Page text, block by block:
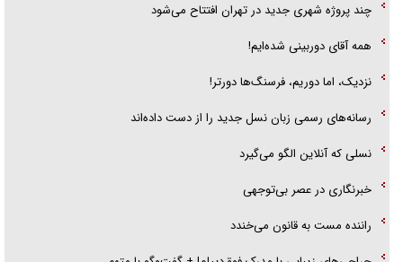
چند پروژه شهری جدید در تهران افتتاح می‌شود
همه آقای دوربینی شده‌ایم!
نزدیک، اما دوریم، فرسنگ‌ها دورتر!
رسانه‌های رسمی زبان نسل جدید را از دست داده‌اند
نسلی که آنلاین الگو می‌گیرد
‌خبرنگاری در عصر بی‌توجهی
راننده مست به قانون می‌خندد